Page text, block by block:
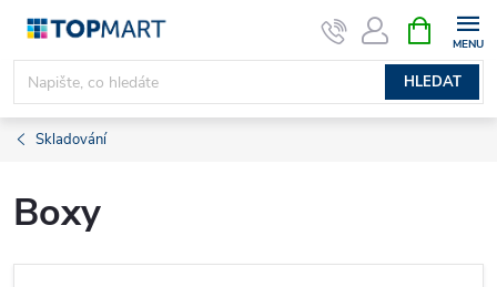
Přejít
obsah
HLEDAT
NÁKUPNÍ
KOŠÍK
Skladování
Boxy